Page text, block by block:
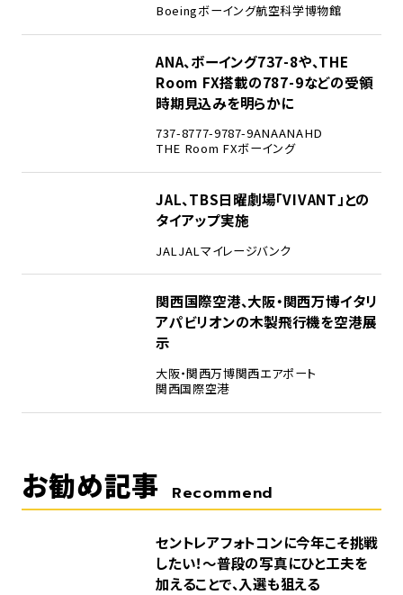
Boeingボーイング航空科学博物館
ANA、ボーイング737-8や、THE
Room FX搭載の787-9などの受領
時期見込みを明らかに
737-8777-9787-9ANAANAHD
THE Room FXボーイング
JAL、TBS日曜劇場「VIVANT」との
タイアップ実施
JAL JALマイレージバンク
関西国際空港、大阪・関西万博イタリ
アパビリオンの木製飛行機を空港展
示
大阪・関西万博関西エアポート
関西国際空港
お勧め記事 Recommend
セントレアフォトコンに今年こそ挑戦
したい！～普段の写真にひと工夫を
加えることで、入選も狙える